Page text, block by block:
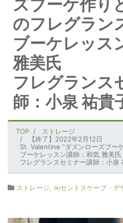
ズブーケ作り
のフレグラン
ブーケレッス
雅美氏
フレグランス
師：小泉 祐貴
TOP
ストレージ
【終了】2022年2月12日
St. Valentine “ダズンローズブーケ作りと
ブーケレッスン講師：和気 雅美氏
フレグランスセミナー講師：小泉
ストレージ ㈱セントスケープ・デ